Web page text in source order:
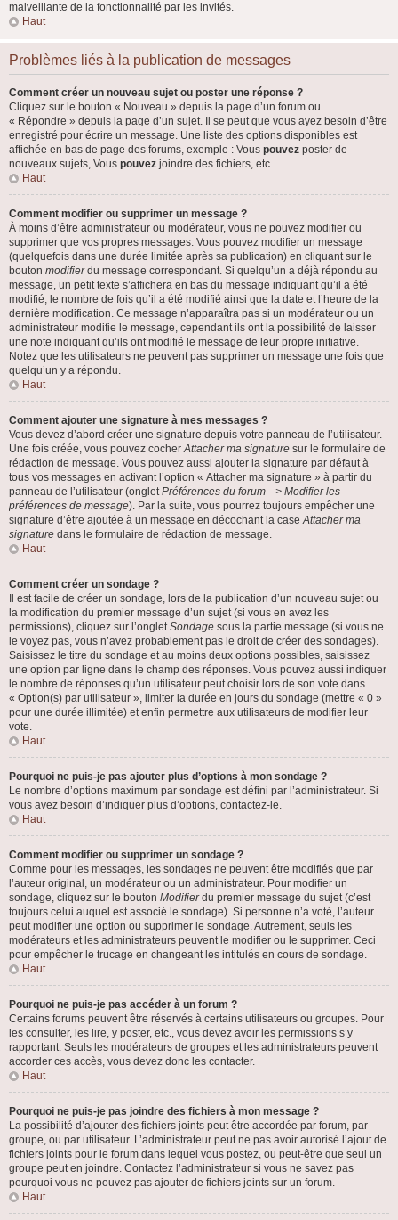
malveillante de la fonctionnalité par les invités.
Haut
Problèmes liés à la publication de messages
Comment créer un nouveau sujet ou poster une réponse ?
Cliquez sur le bouton « Nouveau » depuis la page d’un forum ou
« Répondre » depuis la page d’un sujet. Il se peut que vous ayez besoin d’être
enregistré pour écrire un message. Une liste des options disponibles est
affichée en bas de page des forums, exemple : Vous pouvez poster de
nouveaux sujets, Vous pouvez joindre des fichiers, etc.
Haut
Comment modifier ou supprimer un message ?
À moins d’être administrateur ou modérateur, vous ne pouvez modifier ou
supprimer que vos propres messages. Vous pouvez modifier un message
(quelquefois dans une durée limitée après sa publication) en cliquant sur le
bouton modifierdu message correspondant. Si quelqu’un a déjà répondu au
message, un petit texte s’affichera en bas du message indiquant qu’il a été
modifié, le nombre de fois qu’il a été modifié ainsi que la date et l’heure de la
dernière modification. Ce message n’apparaîtra pas si un modérateur ou un
administrateur modifie le message, cependant ils ont la possibilité de laisser
une note indiquant qu’ils ont modifié le message de leur propre initiative.
Notez que les utilisateurs ne peuvent pas supprimer un message une fois que
quelqu’un y a répondu.
Haut
Comment ajouter une signature à mes messages ?
Vous devez d’abord créer une signature depuis votre panneau de l’utilisateur.
Une fois créée, vous pouvez cocherAttacher ma signature sur le formulaire de
rédaction de message. Vous pouvez aussi ajouter la signature par défaut à
tous vos messages en activant l’option « Attacher ma signature » à partir du
panneau de l’utilisateur (ongletPréférences du forum --> Modifier les
préférences de message). Par la suite, vous pourrez toujours empêcher une
signature d’être ajoutée à un message en décochant la caseAttacher ma
signature dans le formulaire de rédaction de message.
Haut
Comment créer un sondage ?
Il est facile de créer un sondage, lors de la publication d’un nouveau sujet ou
la modification du premier message d’un sujet (si vous en avez les
permissions), cliquez sur l’ongletSondage sous la partie message (si vous ne
le voyez pas, vous n’avez probablement pas le droit de créer des sondages).
Saisissez le titre du sondage et au moins deux options possibles, saisissez
une option par ligne dans le champ des réponses. Vous pouvez aussi indiquer
le nombre de réponses qu’un utilisateur peut choisir lors de son vote dans
« Option(s) par utilisateur », limiter la durée en jours du sondage (mettre « 0 »
pour une durée illimitée) et enfin permettre aux utilisateurs de modifier leur
vote.
Haut
Pourquoi ne puis-je pas ajouter plus d’options à mon sondage ?
Le nombre d’options maximum par sondage est défini par l’administrateur. Si
vous avez besoin d’indiquer plus d’options, contactez-le.
Haut
Comment modifier ou supprimer un sondage ?
Comme pour les messages, les sondages ne peuvent être modifiés que par
l’auteur original, un modérateur ou un administrateur. Pour modifier un
sondage, cliquez sur le bouton Modifierdu premier message du sujet (c’est
toujours celui auquel est associé le sondage). Si personne n’a voté, l’auteur
peut modifier une option ou supprimer le sondage. Autrement, seuls les
modérateurs et les administrateurs peuvent le modifier ou le supprimer. Ceci
pour empêcher le trucage en changeant les intitulés en cours de sondage.
Haut
Pourquoi ne puis-je pas accéder à un forum ?
Certains forums peuvent être réservés à certains utilisateurs ou groupes. Pour
les consulter, les lire, y poster, etc., vous devez avoir les permissions s’y
rapportant. Seuls les modérateurs de groupes et les administrateurs peuvent
accorder ces accès, vous devez donc les contacter.
Haut
Pourquoi ne puis-je pas joindre des fichiers à mon message ?
La possibilité d’ajouter des fichiers joints peut être accordée par forum, par
groupe, ou par utilisateur. L’administrateur peut ne pas avoir autorisé l’ajout de
fichiers joints pour le forum dans lequel vous postez, ou peut-être que seul un
groupe peut en joindre. Contactez l’administrateur si vous ne savez pas
pourquoi vous ne pouvez pas ajouter de fichiers joints sur un forum.
Haut